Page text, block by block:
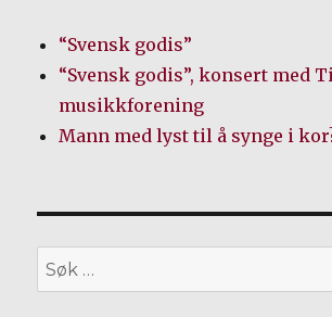
“Svensk godis”
“Svensk godis”, konsert med
musikkforening
Mann med lyst til å synge i
Søk
etter: